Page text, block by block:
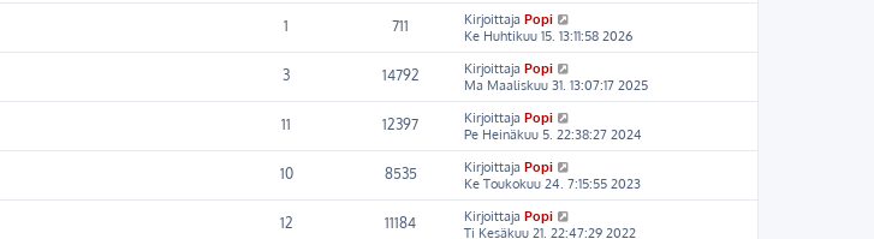
1 711 Kirjoittaja Popi
Ke Huhtikuu 15. 13:11:58 2026
3 14792 Kirjoittaja Popi
Ma Maaliskuu 31. 13:07:17 2025
11 12397 Kirjoittaja Popi
Pe Heinäkuu 5. 22:38:27 2024
10 8535 Kirjoittaja Popi
Ke Toukokuu 24. 7:15:55 2023
12 11184 Kirjoittaja Popi
Ti Kesäkuu 21. 22:47:29 2022